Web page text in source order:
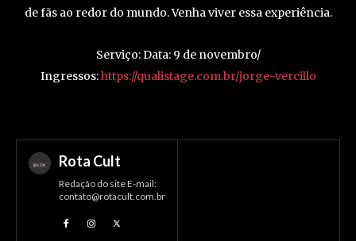
de fãs ao redor do mundo. Venha viver essa experiência.
Serviço: Data: 9 de novembro/
Ingressos:https://qualistage.com.br/jorge-vercillo
Rota Cult
Redação do site E-mail:
contato@rotacult.com.br